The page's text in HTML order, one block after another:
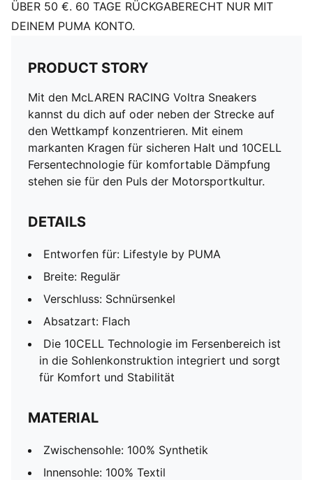
ÜBER 50 €. 60 TAGE RÜCKGABERECHT NUR MIT
DEINEM PUMA KONTO.
PRODUCT STORY
Mit den McLAREN RACING Voltra Sneakers
kannst du dich auf oder neben der Strecke auf
den Wettkampf konzentrieren. Mit einem
markanten Kragen für sicheren Halt und 10CELL
Fersentechnologie für komfortable Dämpfung
stehen sie für den Puls der Motorsportkultur.
DETAILS
Entworfen für: Lifestyle by PUMA
Breite: Regulär
Verschluss: Schnürsenkel
Absatzart: Flach
Die 10CELL Technologie im Fersenbereich ist
in die Sohlenkonstruktion integriert und sorgt
für Komfort und Stabilität
MATERIAL
Zwischensohle: 100% Synthetik
Innensohle: 100% Textil